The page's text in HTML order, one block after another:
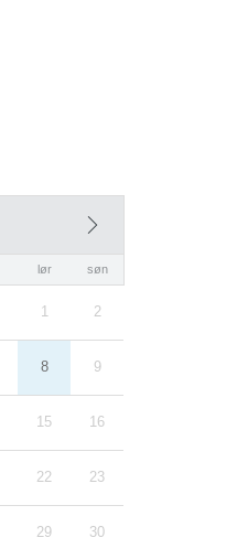
lør søn
1 2
8 9
15 16
22 23
29 30